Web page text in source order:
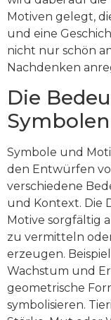
Motiven gelegt,
und eine
nicht nur schön
Nachdenken
Die
Symbole und
den Entwürfen
verschiedene
und Kontext. Die
Motive sorgfältig
zu vermitteln
erzeugen.
Wachstum und
geometrische
symbolisieren.